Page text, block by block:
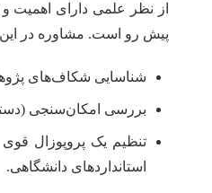
از نظر علمی دارای اهمیت
پیش رو است. مشاوره در
شناسایی شکاف‌های
بررسی امکان‌سنجی
تنظیم یک پروپوزال
استانداردهای دانشگاهی.